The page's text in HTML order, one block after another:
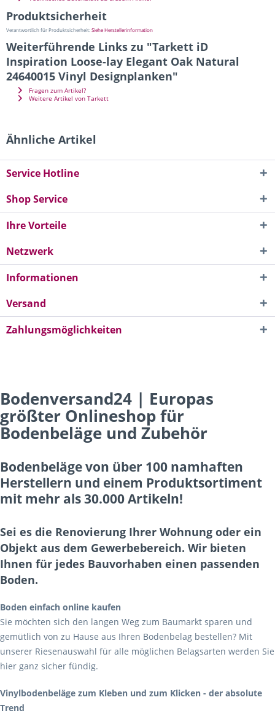
Produktsicherheit
Verantwortlich für Produktsicherheit:Siehe Herstellerinformation
Weiterführende Links zu "Tarkett iD
Inspiration Loose-lay Elegant Oak Natural
24640015 Vinyl Designplanken"
Fragen zum Artikel?
Weitere Artikel von Tarkett
Ähnliche Artikel
Service Hotline
Shop Service
Ihre Vorteile
Netzwerk
Informationen
Versand
Zahlungsmöglichkeiten
Bodenversand24 | Europas
größter Onlineshop für
Bodenbeläge und Zubehör
Bodenbeläge von über 100 namhaften
Herstellern und einem Produktsortiment
mit mehr als 30.000 Artikeln!
Sei es die Renovierung Ihrer Wohnung oder ein
Objekt aus dem Gewerbebereich. Wir bieten
Ihnen für jedes Bauvorhaben einen passenden
Boden.
Boden einfach online kaufen
Sie möchten sich den langen Weg zum Baumarkt sparen und
gemütlich von zu Hause aus Ihren Bodenbelag bestellen? Mit
unserer Riesenauswahl für alle möglichen Belagsarten werden Sie
hier ganz sicher fündig.
Vinylbodenbeläge zum Kleben und zum Klicken - der absolute
Trend